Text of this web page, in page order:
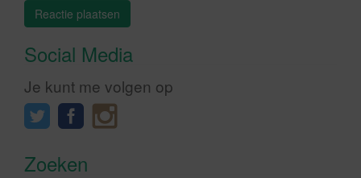
Social Media
Je kunt me volgen op
Zoeken